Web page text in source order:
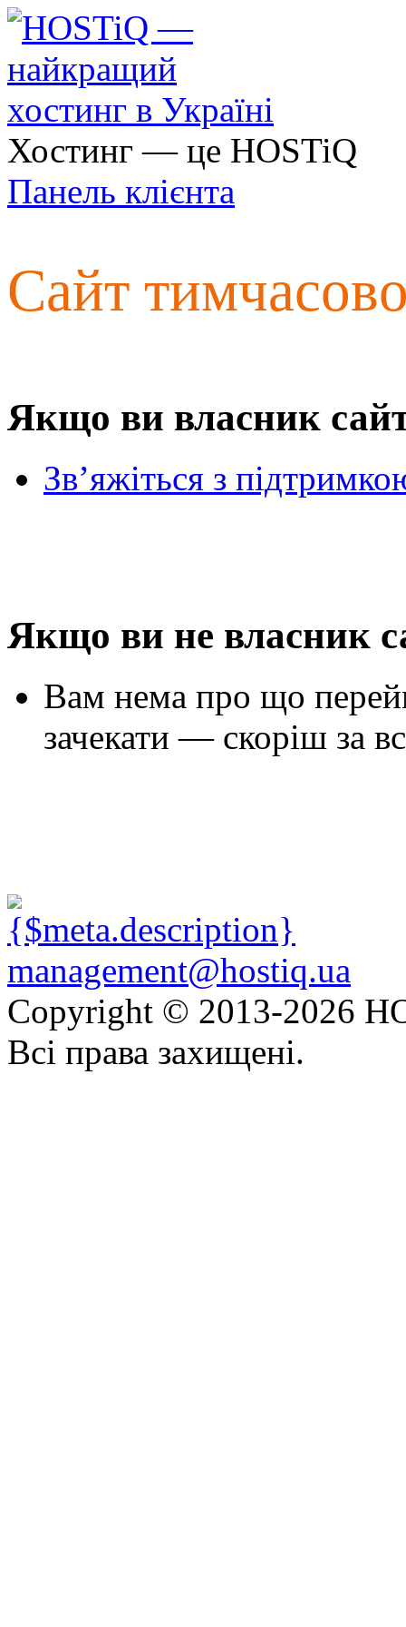
Хостинг — це HOSTiQ
Панель клієнта
Сайт
Якщо ви власник
Зв’яжіться з
Якщо ви не власник
Вам нема про що
зачекати — скоріш за
management@hostiq.ua
Copyright © 2013-2026
Всі права захищені.